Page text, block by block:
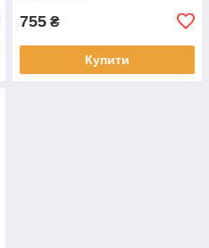
755 ₴
Купити